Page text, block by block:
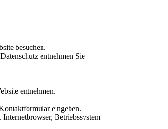
besuchen.
entnehmen Sie
entnehmen.
eingeben.
Betriebssystem